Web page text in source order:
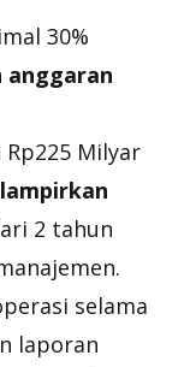
30%
anggaran
Milyar
2 tahun
selama
laporan